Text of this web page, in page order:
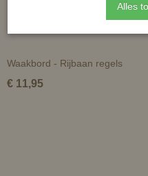
Waakbord - Rijbaan regels
€ 11,95
Alles